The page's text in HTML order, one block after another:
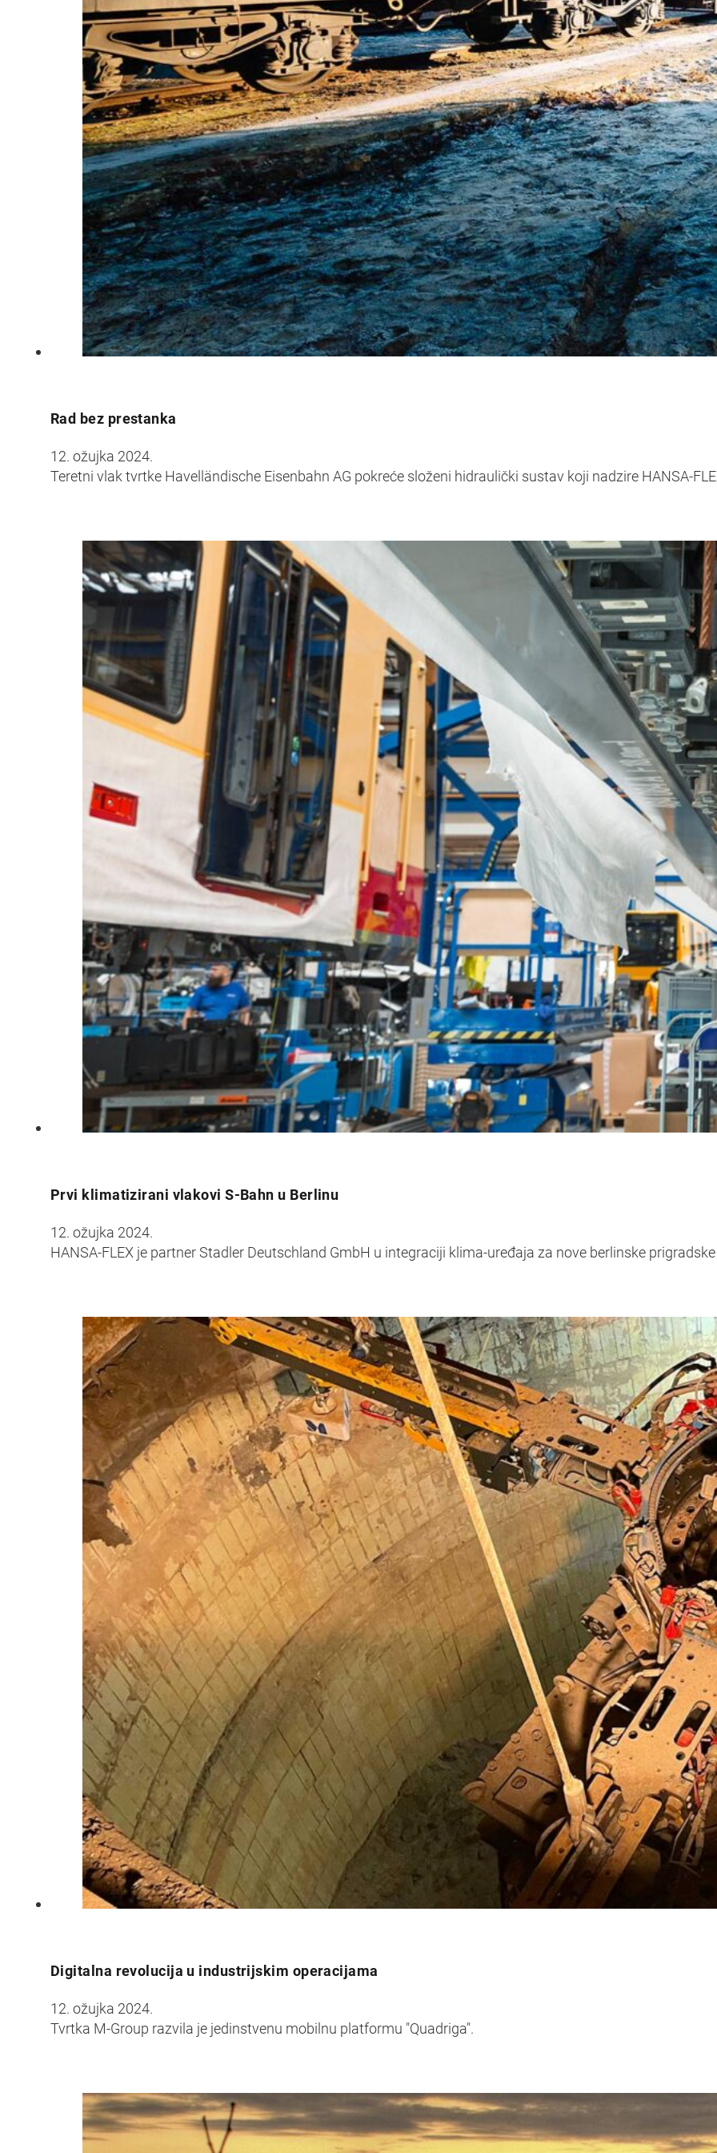
South America
Austria
Belgium
Bosnia and Herzegovina
Bulgaria
Croatia
Czechia
Estonia
France
Germany
Hungary
Ireland
Italy
Latvia
Lithuania
Luxembourg
Netherlands
Poland
Portugal
Romania
Serbia
Slovakia
Rad bez prestanka
12. ožujka 2024.
Teretni vlak tvrtke Havelländische Eisenbahn AG pokreće složeni hidraulički sustav koji nadzire
Prvi klimatizirani vlakovi S-Bahn u Berlinu
12. ožujka 2024.
HANSA-FLEX je partner Stadler Deutschland GmbH u integraciji klima-uređaja za nove berlinske
Digitalna revolucija u industrijskim operacijama
12. ožujka 2024.
Tvrtka M-Group razvila je jedinstvenu mobilnu platformu "Quadriga".